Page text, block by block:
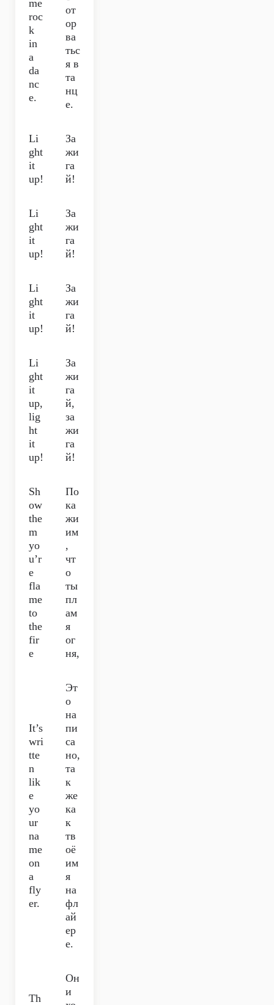
me
roc
k
in
a
da
nc
e.
от
ор
ва
тьс
я в
та
нц
е.
Li
ght
it
up!
За
жи
га
й!
Li
ght
it
up!
За
жи
га
й!
Li
ght
it
up!
За
жи
га
й!
Li
ght
it
up,
lig
ht
it
up!
За
жи
га
й,
за
жи
га
й!
Sh
ow
the
m
yo
u’r
e
fla
me
to
the
fir
e
По
ка
жи
им
,
чт
о
ты
пл
ам
я
ог
ня,
It’s
wri
tte
n
lik
e
yo
ur
na
me
on
a
fly
er.
Эт
о
на
пи
са
но,
та
к
же
ка
к
тв
оё
им
я
на
фл
ай
ер
е.
Th
Он
и